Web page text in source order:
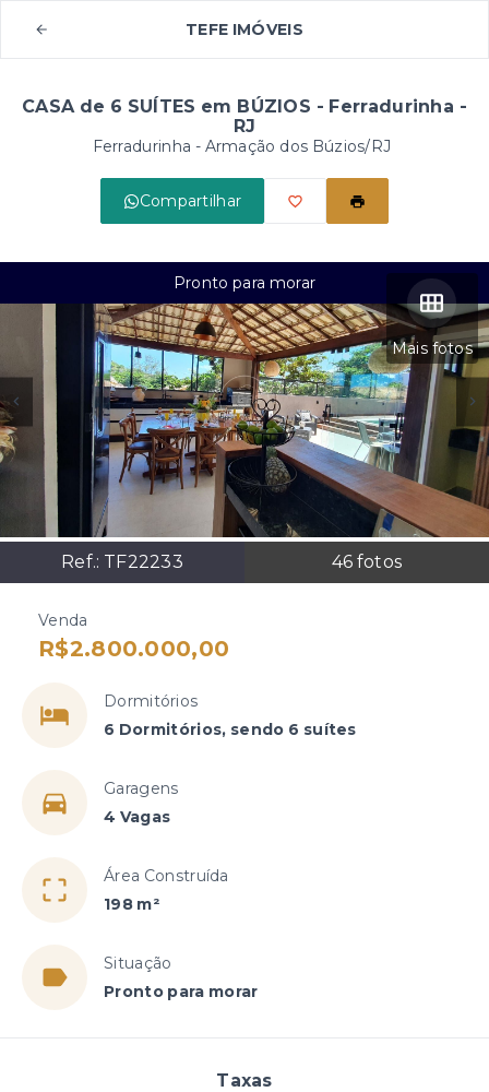
TEFE IMÓVEIS
CASA de 6 SUÍTES em BÚZIOS - Ferradurinha -
RJ
Ferradurinha - Armação dos Búzios/RJ
Compartilhar
Mais fotos
Ref.: TF22233 46 fotos
Pronto para morar
Venda
R$2.800.000,00
Dormitórios
6 Dormitórios, sendo 6 suítes
Garagens
4 Vagas
Área Construída
198 m²
Situação
Pronto para morar
Taxas